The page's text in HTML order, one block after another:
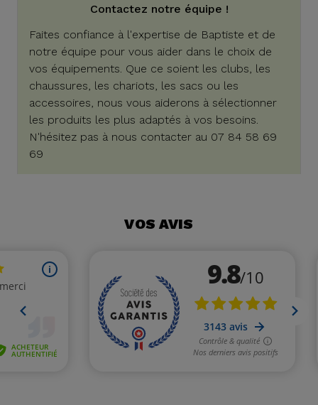
Contactez notre équipe !
Faites confiance à l'expertise de Baptiste et de
notre équipe pour vous aider dans le choix de
vos équipements. Que ce soient les clubs, les
chaussures, les chariots, les sacs ou les
accessoires, nous vous aiderons à sélectionner
les produits les plus adaptés à vos besoins.
N'hésitez pas à nous contacter au 07 84 58 69
69
VOS AVIS